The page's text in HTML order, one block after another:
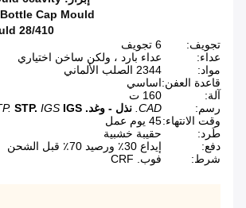
Cap Mould
28/410
تجويف:
6 تجويف
عداء:
عداء بارد ، ولكن ساخن اختياري
مواد:
2344 الصلب الألماني
قاعدة العفن:اساسي
آلة:
160 ت
رسم:
CAD. نذل - وغد. STP. IGS IGS
وقت الانتهاء:45 يوم عمل
طَرد:
حقيبة خشبية
دفع:
إيداع 30٪ ورصيد 70٪ قبل الشحن
شرط:
فوب. CRF